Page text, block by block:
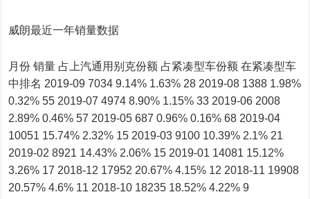
威朗最近一年销量数据
月份 销量 占上汽通用别克份额 占紧凑型车份额 在紧凑型车
中排名 2019-09 7034 9.14% 1.63% 28 2019-08 1388 1.98%
0.32% 55 2019-07 4974 8.90% 1.15% 33 2019-06 2008
2.89% 0.46% 57 2019-05 687 0.96% 0.16% 68 2019-04
10051 15.74% 2.32% 15 2019-03 9100 10.39% 2.1% 21
2019-02 8921 14.43% 2.06% 15 2019-01 14081 15.12%
3.26% 17 2018-12 17952 20.67% 4.15% 12 2018-11 19908
20.57% 4.6% 11 2018-10 18235 18.52% 4.22% 9